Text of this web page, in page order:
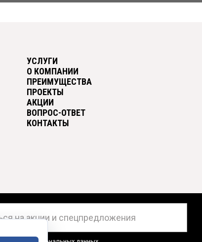
УСЛУГИ
О КОМПАНИИ
ПРЕИМУЩЕСТВА
ПРОЕКТЫ
АКЦИИ
ВОПРОС-ОТВЕТ
КОНТАКТЫ